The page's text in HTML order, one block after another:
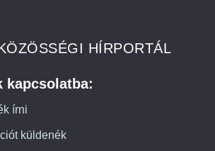
HÍRPORTÁL
kapcsolatba:
írni
küldenék